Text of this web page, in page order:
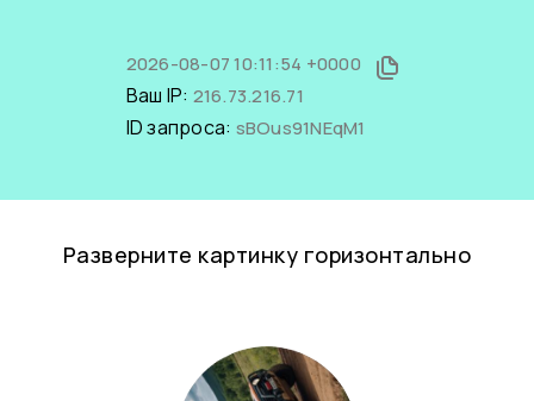
2026-08-07 10:11:54 +0000
Ваш IP: 216.73.216.71
ID запроса: sBOus91NEqM1
Разверните картинку горизонтально